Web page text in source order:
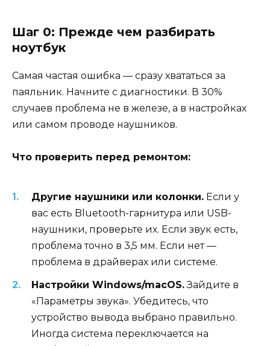
Шаг 0: Прежде чем разбирать
ноутбук
Самая частая ошибка — сразу хвататься за
паяльник. Начните с диагностики. В 30%
случаев проблема не в железе, а в настройках
или самом проводе наушников.
Что проверить перед ремонтом:
Другие наушники или колонки. Если у
вас есть Bluetooth-гарнитура или USB-
наушники, проверьте их. Если звук есть,
проблема точно в 3,5 мм. Если нет —
проблема в драйверах или системе.
Настройки Windows/macOS.Зайдите в
«Параметры звука». Убедитесь, что
устройство вывода выбрано правильно.
Иногда система переключается на